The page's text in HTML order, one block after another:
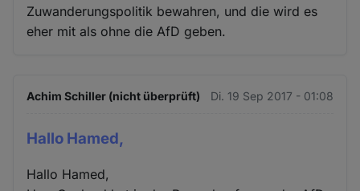
Zuwanderungspolitik bewahren, und die wird es
eher mit als ohne die AfD geben.
Achim Schiller (nicht überprüft) Di. 19 Sep 2017 - 01:08
Hallo Hamed,
Hallo Hamed,